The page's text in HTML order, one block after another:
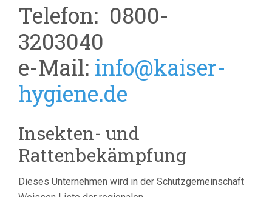
Telefon: 0800-
3203040
e-Mail: info@kaiser-
hygiene.de
Insekten- und
Rattenbekämpfung
Dieses Unternehmen wird in der Schutzgemeinschaft